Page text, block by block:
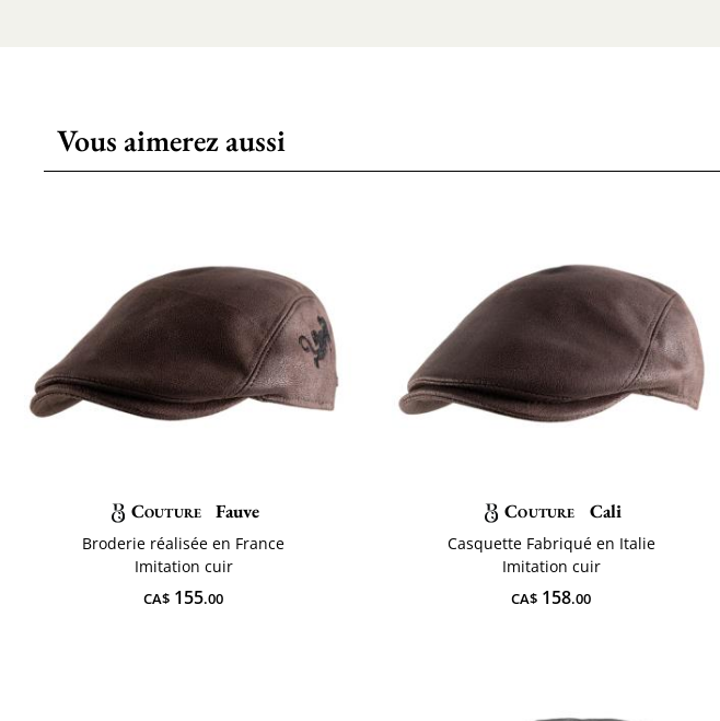
Vous aimerez aussi
Couture Fauve
Broderie réalisée en France
Imitation cuir
CA$ 155.00
Couture Cali
Casquette Fabriqué en Italie
Imitation cuir
CA$ 158.00